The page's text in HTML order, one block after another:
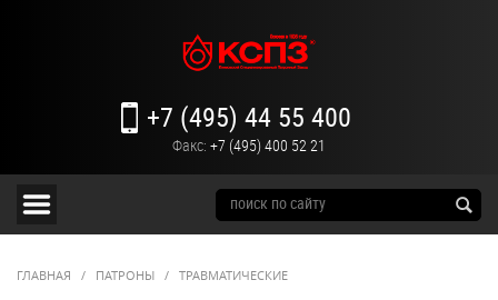
+7 (495) 44 55 400
Факс: +7 (495) 400 52 21
ГЛАВНАЯ / ПАТРОНЫ / ТРАВМАТИЧЕСКИЕ